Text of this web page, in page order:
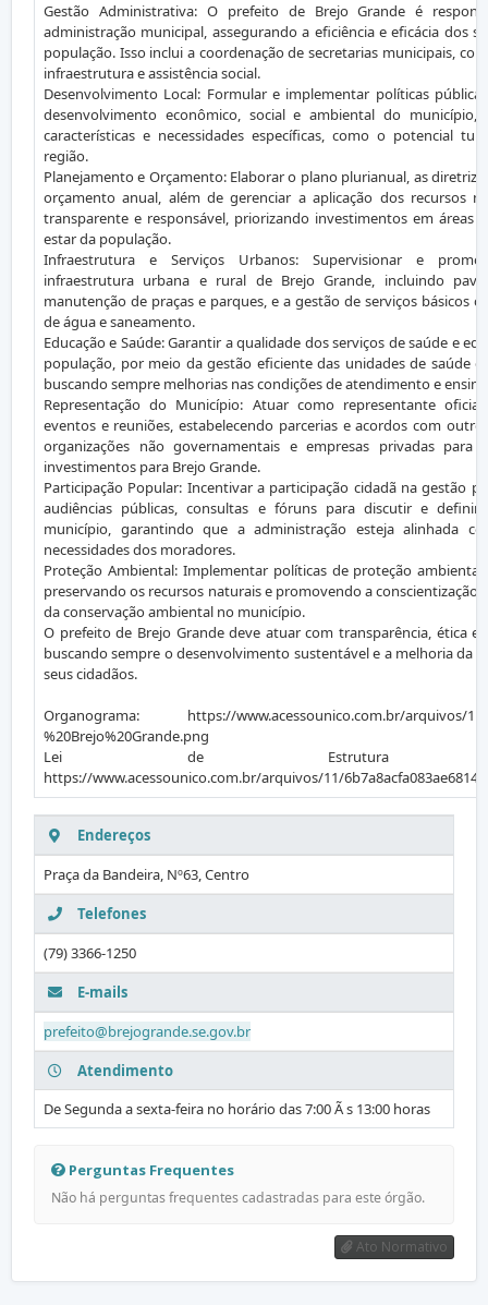
Gestão Administrativa: O prefeito de Brejo Grande é
administração municipal, assegurando a eficiência e eficácia dos
população. Isso inclui a coordenação de secretarias municipais,
infraestrutura e assistência social.
Desenvolvimento Local: Formular e implementar políticas
desenvolvimento econômico, social e ambiental do município,
características e necessidades específicas, como o potencial
região.
Planejamento e Orçamento: Elaborar o plano plurianual, as
orçamento anual, além de gerenciar a aplicação dos recursos
transparente e responsável, priorizando investimentos em áreas
estar da população.
Infraestrutura e Serviços Urbanos: Supervisionar e
infraestrutura urbana e rural de Brejo Grande, incluindo
manutenção de praças e parques, e a gestão de serviços básicos
de água e saneamento.
Educação e Saúde: Garantir a qualidade dos serviços de saúde e
população, por meio da gestão eficiente das unidades de saúde e
buscando sempre melhorias nas condições de atendimento e
Representação do Município: Atuar como representante
eventos e reuniões, estabelecendo parcerias e acordos com
organizações não governamentais e empresas privadas para
investimentos para Brejo Grande.
Participação Popular: Incentivar a participação cidadã na gestão
audiências públicas, consultas e fóruns para discutir e
município, garantindo que a administração esteja alinhada
necessidades dos moradores.
Proteção Ambiental: Implementar políticas de proteção ambiental
preservando os recursos naturais e promovendo a conscientização
da conservação ambiental no município.
O prefeito de Brejo Grande deve atuar com transparência, ética
buscando sempre o desenvolvimento sustentável e a melhoria da
seus cidadãos.
Organograma: https://www.acessounico.com.br/arquivos/11/
%20Brejo%20Grande.png
Lei de Estrutura
https://www.acessounico.com.br/arquivos/11/
Endereços
Praça da Bandeira, Nº63, Centro
Telefones
(79) 3366-1250
E-mails
prefeito@brejogrande.se.gov.br
Atendimento
De Segunda a sexta-feira no horário das 7:00 Ã s 13:00 horas
Perguntas Frequentes
Não há perguntas frequentes cadastradas para este órgão.
Ato Normativo